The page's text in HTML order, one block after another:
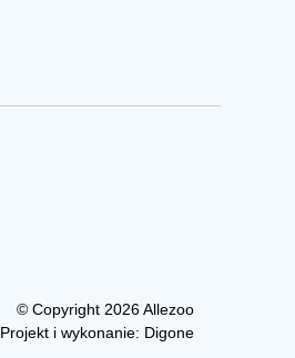
© Copyright 2026 Allezoo
Projekt i wykonanie: Digone